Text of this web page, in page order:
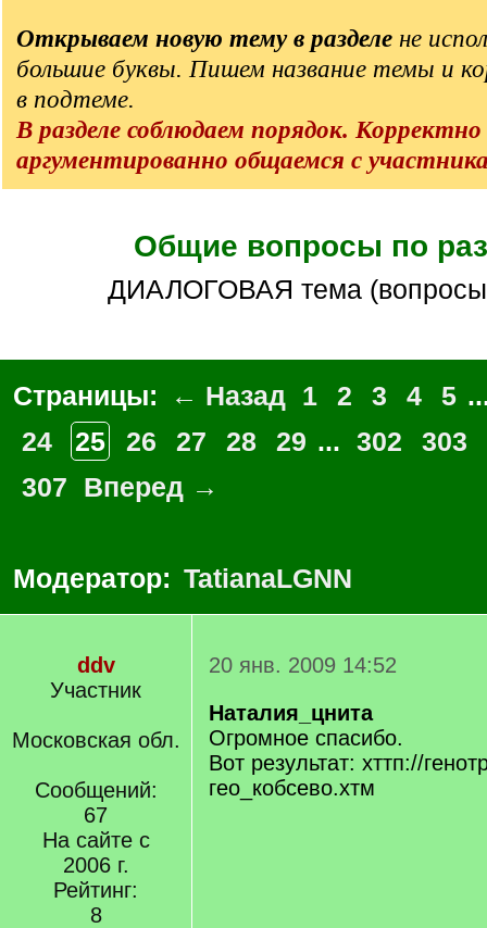
]
Открываем новую тему в разделе не
большие буквы. Пишем название темы и
в подтеме.
В разделе соблюдаем порядок.
аргументированно общаемся с
Общие вопросы по
ДИАЛОГОВАЯ тема
Страницы: ← Назад 1 2 3 4 5
24
25 26 27 28 29 ... 302
303
307
Вперед →
Модератор: TatianaLGNN
ddv
Участник
Московская обл.
Сообщений:
67
На сайте с
2006 г.
Рейтинг:
8
20 янв. 2009 14:52
Наталия_цнита
Огромное спасибо.
Вот результат: хттп://
гео_кобсево.хтм